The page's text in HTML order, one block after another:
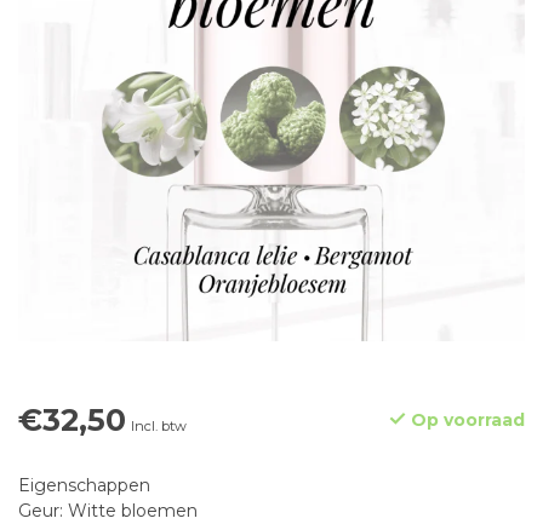
€32,50 Incl. btw Op voorraad
Eigenschappen
Geur: Witte bloemen